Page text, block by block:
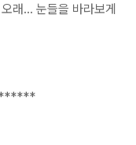
래... 눈들을 바라보게